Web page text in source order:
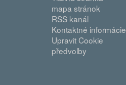
mapa stránok
RSS kanál
Kontaktné informácie
Upravit Cookie
předvolby